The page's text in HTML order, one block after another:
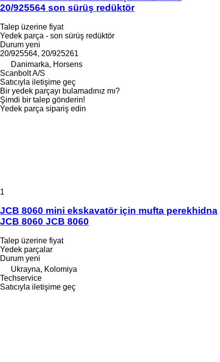
20/925564 son sürüş redüktör
Talep üzerine fiyat
Yedek parça - son sürüş redüktör
Durum yeni
20/925564, 20/925261
Danimarka, Horsens
Scanbolt A/S
Satıcıyla iletişime geç
Bir yedek parçayı bulamadınız mı?
Şimdi bir talep gönderin!
Yedek parça sipariş edin
1
JCB 8060 mini ekskavatör için mufta perekhidna
JCB 8060 JCB 8060
Talep üzerine fiyat
Yedek parçalar
Durum yeni
Ukrayna, Kolomiya
Techservice
Satıcıyla iletişime geç